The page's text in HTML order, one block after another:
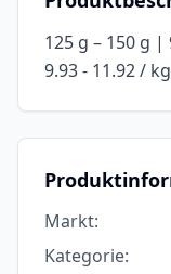
125 g – 150 g |
9.93 - 11.92 /
Markt:
Kategorie: